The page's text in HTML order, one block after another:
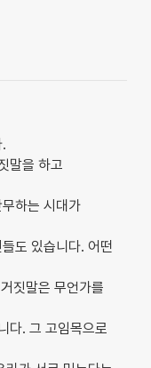
말을 하고
하는 시대가
도 있습니다. 어떤
짓말은 무언가를
다. 그 고임목으로